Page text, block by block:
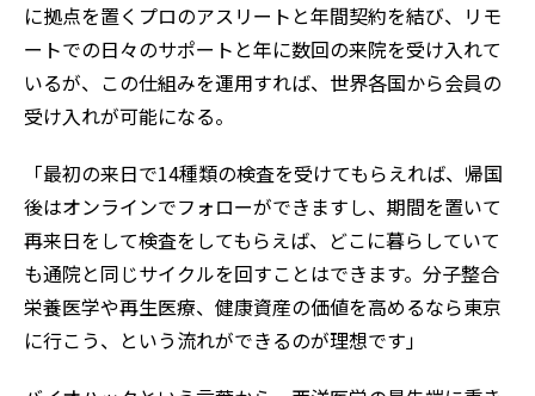
に拠点を置くプロのアスリートと年間契約を結び、リモ
ートでの日々のサポートと年に数回の来院を受け入れて
いるが、この仕組みを運用すれば、世界各国から会員の
受け入れが可能になる。
「最初の来日で14種類の検査を受けてもらえれば、帰国
後はオンラインでフォローができますし、期間を置いて
再来日をして検査をしてもらえば、どこに暮らしていて
も通院と同じサイクルを回すことはできます。分子整合
栄養医学や再生医療、健康資産の価値を高めるなら東京
に行こう、という流れができるのが理想です」